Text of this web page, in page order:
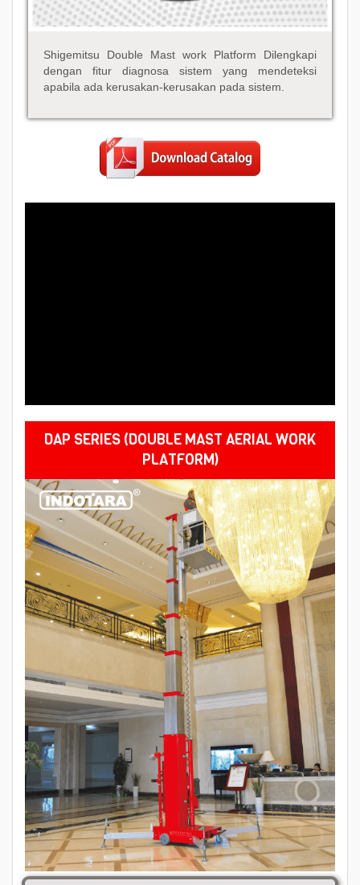
Shigemitsu Double Mast work Platform Dilengkapi
dengan fitur diagnosa sistem yang mendeteksi
apabila ada kerusakan-kerusakan pada sistem.
DAP SERIES (DOUBLE MAST AERIAL WORK
PLATFORM)